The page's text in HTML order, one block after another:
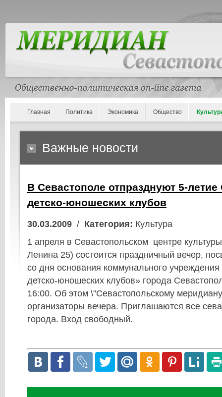
Главная Политика Экономика Общество
Важные новости
В Севастополе отпразднуют 5-
детско-юношеских клубов
30.03.2009 / Категория: Культура
1 апреля в Севастопольском центре
Ленина 25) состоится праздничный вечер,
со дня основания коммунального
детско-юношеских клубов» города
16:00. Об этом \"Севастопольскому
организаторы вечера. Приглашаются все
города. Вход свободный.